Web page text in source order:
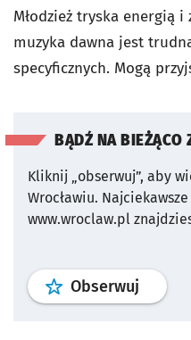
Młodzież tryska energią i
muzyka dawna jest
specyficznych. Mogą
BĄDŹ NA BIEŻĄCO
Kliknij „obserwuj”, aby
Wrocławiu.
www.wroclaw.pl
Obserwuj profil